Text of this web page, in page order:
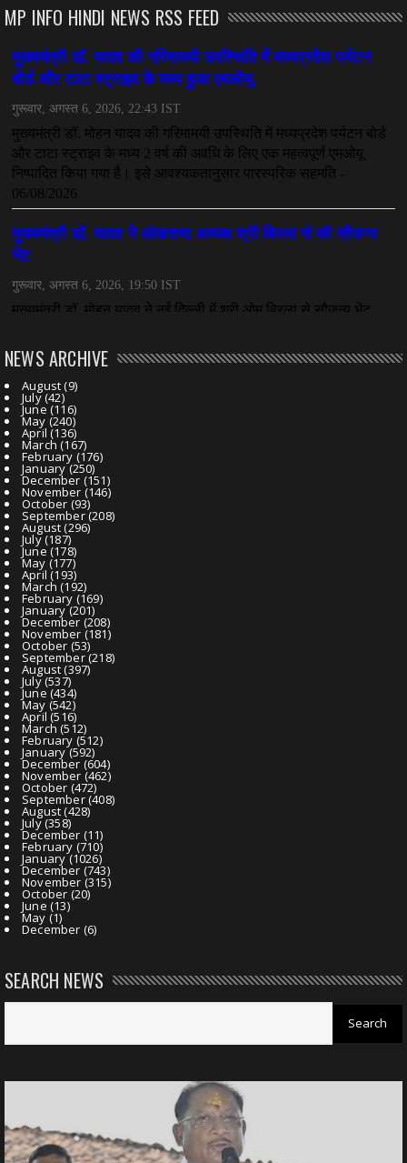
MP INFO HINDI NEWS RSS FEED
NEWS ARCHIVE
August(9)
July(42)
June(116)
May (240)
April (136)
March (167)
February (176)
January(250)
December (151)
November (146)
October (93)
September(208)
August(296)
July(187)
June(178)
May (177)
April (193)
March (192)
February (169)
January(201)
December (208)
November (181)
October (53)
September(218)
August(397)
July(537)
June(434)
May (542)
April (516)
March (512)
February (512)
January(592)
December (604)
November (462)
October (472)
September(408)
August(428)
July(358)
December (11)
February (710)
January(1026)
December (743)
November (315)
October (20)
June (13)
May (1)
December (6)
SEARCH NEWS